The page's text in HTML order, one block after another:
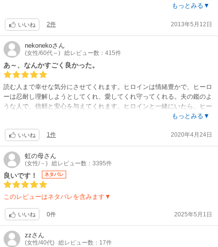
セになりそうな感じ)だけど、懐が広くて大人で、ちょっと策士で、でも少
ヒロインとの組み合わせがバッチリでした。
もっとみる▼
いいね 2件 2013年5月12日
nekonekoさん
(女性/60代～) 総レビュー数：415件
あ～、なんかすごく良かった。
読む人まで幸せな気分にさせてくれます。ヒロインは情緒豊かで、ヒーロ
ーは忍耐し理解しようとしてくれ、愛してくれ守ってくれる。夫の鑑のよ
うな人で、信頼と安心を与えてくれます。ヒロインと一緒にいたら、ヒー
もっとみる▼
いいね 1件 2020年4月24日
虹の母さん
(女性/－) 総レビュー数：3395件
良いです！ ネタバレ
このレビューはネタバレを含みます▼
いいね 0件 2025年5月1日
zzさん
(女性/40代) 総レビュー数：17件